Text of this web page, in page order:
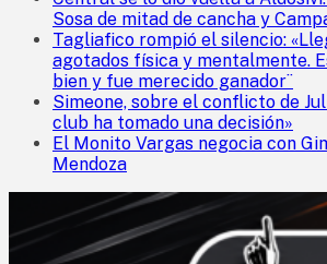
Sosa de mitad de cancha y
Tagliafico rompió el silencio:
agotados física y mentalmente.
bien y fue merecido ganador¨
Simeone, sobre el conflicto de
club ha tomado una decisión»
El Monito Vargas negocia con
Mendoza